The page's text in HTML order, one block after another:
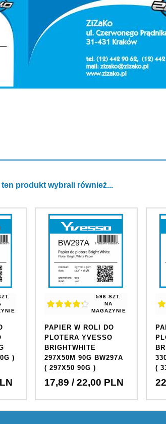
produkt wybrali również...
)
596 SZT.
NA
MAGAZYNIE
PAPIER W ROLI DO
PLOTERA YVESSO
BRIGHTWHITE
297X50M 90G BW297A
( 297X50 90G )
17,89 / 22,00 PLN
(